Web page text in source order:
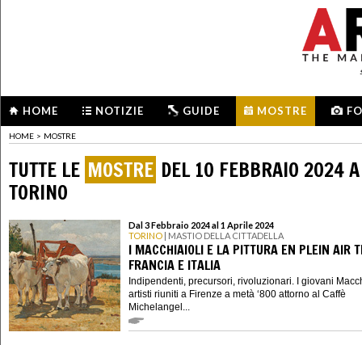
HOME NOTIZIE GUIDE MOSTRE
HOME > MOSTRE
TUTTE LE MOSTRE DEL 10 FEBBRAIO 2024 A
TORINO
Dal 3 Febbraio 2024 al 1 Aprile 2024
TORINO | MASTIO DELLA CITTADELLA
I MACCHIAIOLI E LA PITTURA EN PLEIN AIR
FRANCIA E ITALIA
Indipendenti, precursori, rivoluzionari. I giovani
artisti riuniti a Firenze a metà ‘800 attorno al Caffè
Michelangel...